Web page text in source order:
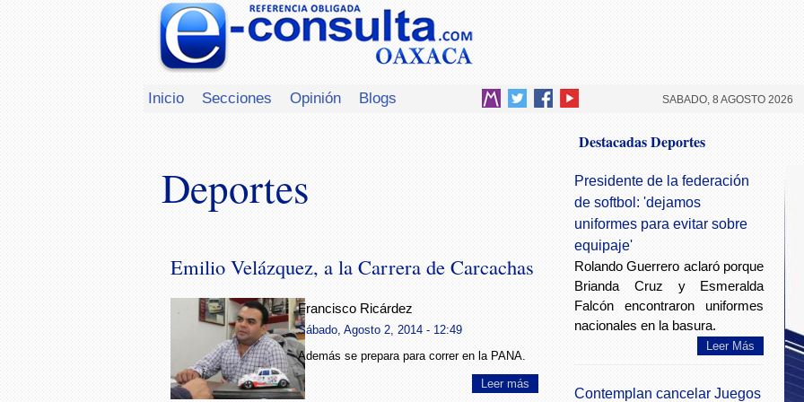
Inicio Secciones Opinión Blogs SABADO, 8 AGOSTO 2026
Deportes
Emilio Velázquez, a la Carrera de Carcachas
Francisco Ricárdez
Sábado, Agosto 2, 2014 - 12:49
Además se prepara para correr en la PANA.
Leer más
Destacadas Deportes
Presidente de la federación
de softbol: 'dejamos
uniformes para evitar sobre
equipaje'
Rolando Guerrero aclaró porque
Brianda Cruz y Esmeralda
Falcón encontraron uniformes
nacionales en la basura.
Leer Más
Contemplan cancelar Juegos